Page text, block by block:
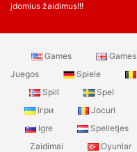
įdomius žaidimus!!!
Games Games
Juegos
Spiele
Spill
Spel
Ігри
Jocuri
Igre
Spelletjes
Zaidimai
Oyunlar